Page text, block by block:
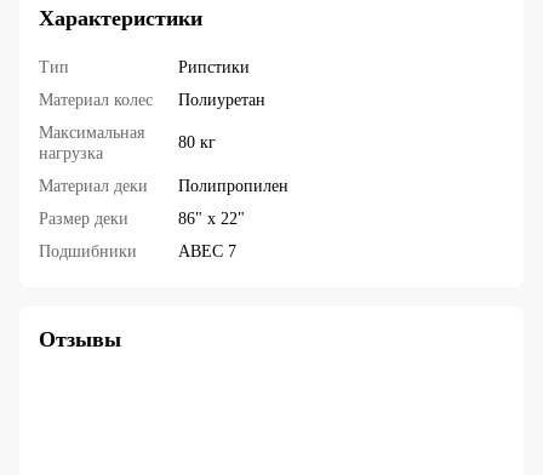
Характеристики
Тип
Рипстики
Материал колес
Полиуретан
Максимальная
нагрузка
80 кг
Материал деки
Полипропилен
Размер деки
86" х 22"
Подшибники
ABEC 7
Отзывы